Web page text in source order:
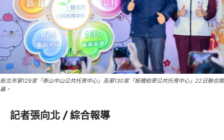
新北市第129家「泰山中山公共托育中心」及第130家「板橋柏翠公共托育中心」22日聯合開
幕。
記者張向北 / 綜合報導